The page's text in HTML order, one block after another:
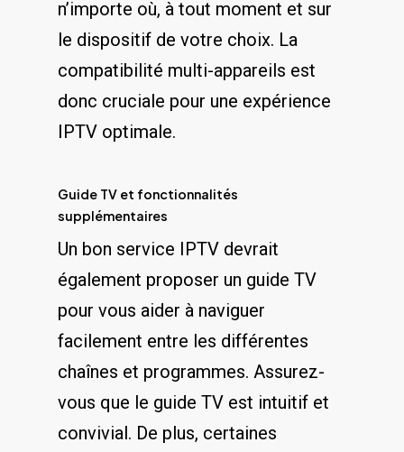
n’importe où, à tout moment ⁣et‌ sur
le⁣ dispositif de votre choix. La
compatibilité multi-appareils⁤ est⁣
donc cruciale pour une expérience
IPTV optimale.
Guide ‌TV et ‌fonctionnalités
supplémentaires
Un bon service IPTV​ devrait
également proposer⁢ un guide TV
pour vous ⁣aider‍ à naviguer
facilement entre les différentes⁢
chaînes et programmes. Assurez-
vous ‍que le guide TV ‍est intuitif et
convivial. ⁣De plus, certaines